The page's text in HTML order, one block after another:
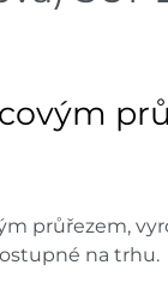
průřezem,
na trhu.